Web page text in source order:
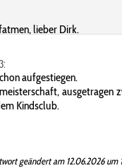
lieber Dirk.
aufgestiegen.
ausgetragen
Kindsclub.
geändert am 12.06.2026 um